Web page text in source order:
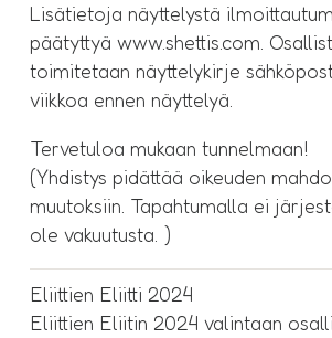
Lisätietoja näyttelystä
päätyttyä www.shettis.com.
toimitetaan näyttelykirje
viikkoa ennen näyttelyä.
Tervetuloa mukaan tunnelmaan!
(Yhdistys pidättää oikeuden
muutoksiin. Tapahtumalla ei
ole vakuutusta. ​)
Eliittien Eliitti 2024
Eliittien Eliitin 2024 valintaan